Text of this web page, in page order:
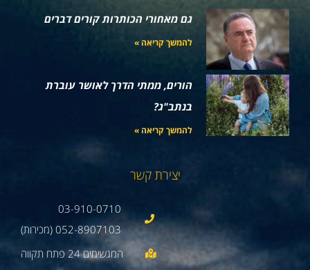
גם מאחורי הכותרות קורים דברים
להמשך קריאה »
הורים, ממתי הדרך לאושר עוברת
בנתב"ג?
להמשך קריאה »
יצירת קשר
03-910-0710
052-8907103 (מכירות)